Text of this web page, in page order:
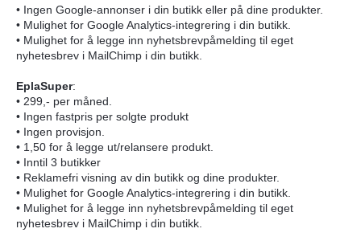
• Ingen Google-annonser i din butikk eller på dine produkter.
• Mulighet for Google Analytics-integrering i din butikk.
• Mulighet for å legge inn nyhetsbrevpåmelding til eget
nyhetesbrev i MailChimp i din butikk.
EplaSuper:
• 299,- per måned.
• Ingen fastpris per solgte produkt
• Ingen provisjon.
• 1,50 for å legge ut/relansere produkt.
• Inntil 3 butikker
• Reklamefri visning av din butikk og dine produkter.
• Mulighet for Google Analytics-integrering i din butikk.
• Mulighet for å legge inn nyhetsbrevpåmelding til eget
nyhetesbrev i MailChimp i din butikk.